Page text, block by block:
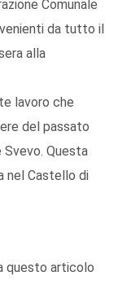
Comunale
da tutto il
alla
lavoro che
del passato
Svevo. Questa
nel Castello di
questo articolo